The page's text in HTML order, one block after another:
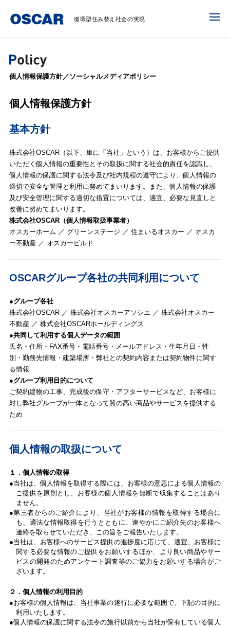
循環型住み替え社会の実現
個人情報保護方針／ソーシャルメディアポリシー
個人情報保護方針
基本方針
株式会社OSCAR（以下、単に「当社」という）は、お客様からご提供
いただく個人情報の重要性とその取扱に関する社会的責任を認識し、
個人情報の保護に関する法令及び社内規程の遵守により、個人情報の
適切で安全な管理と利用に努めてまいります。また、個人情報の保護
及び安全管理に関する適切な措置については、適宜、必要な見直しと
改善に努めてまいります。
株式会社OSCAR（個人情報取扱事業者）
オスカーホーム ／ グリーンステージ ／ 住まいるオスカー ／ オスカ
ー不動産 ／ オスカービルド
OSCARグループ各社の共同利用について
●グループ各社
株式会社OSCAR ／ 株式会社オスカーアソシエ ／ 株式会社オスカー
不動産 ／ 株式会社OSCARホールディングス
●共同して利用する個人データの範囲
氏名・住所・FAX番号・電話番号・メールアドレス・生年月日・性
別・勤務先情報・建築場所・弊社との契約内容または契約物件に関す
る情報
●グループ利用目的について
ご契約建物の工事、完成後の保守・アフターサービスなど、お客様に
対し弊社グループが一体となって質の高い商品やサービスを提供する
ため
個人情報の取扱について
１．個人情報の取得
当社は、個人情報を取得する際には、お客様の意思による個人情報の
ご提供を原則とし、お客様の個人情報を無断で収集することはあり
ません。
第三者からのご紹介により、当社がお客様の情報を取得する場合に
も、適法な情報取得を行うとともに、速やかにご紹介先のお客様へ
連絡を取らせていただき、この旨をご報告いたします。
当社は、お客様へのサービス提供の進捗度に応じて、適宜、お客様に
関する必要な情報のご提供をお願いするほか、より良い商品やサー
ビスの開発のためアンケート調査等のご協力をお願いする場合がご
ざいます。
２．個人情報の利用目的
お客様の個人情報は、当社事業の遂行に必要な範囲で、下記の目的に
利用いたします。
個人情報の保護に関する法令の施行以前から当社が保有している個人